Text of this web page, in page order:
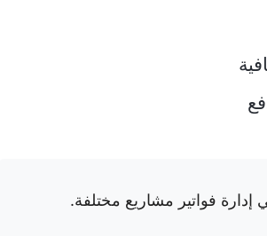
فواتير مشاريع مختلفة.